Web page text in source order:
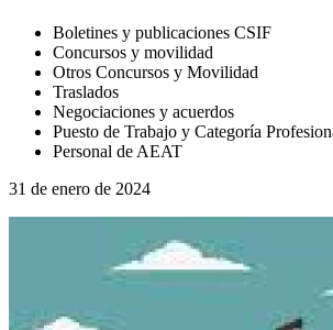
Boletines y publicaciones CSIF
Concursos y movilidad
Otros Concursos y Movilidad
Traslados
Negociaciones y acuerdos
Puesto de Trabajo y Categoría
Personal de AEAT
31 de enero de 2024